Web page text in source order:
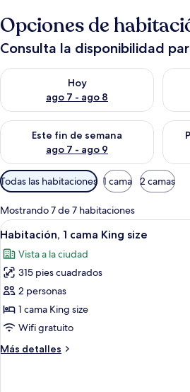
Opciones de
Consulta la disponibilidad
Hoy
ago 7 - ago 8
Consulta la disponibilidad para hoy
Este fin de semana
ago 7 - ago 9
Consulta la disponibilidad para este
Filtros
disponibles
para
las
habitaciones
Todas las habitaciones 1 cama 2 camas
Mostrando 7 de 7 habitaciones
Abrir
todas
las
fotos
de
Habitación,
1
King
5
Habitación, 1 cama King size
Vista a la ciudad
315 pies cuadrados
2 personas
1 cama King size
Wifi gratuito
Más detalles
Más